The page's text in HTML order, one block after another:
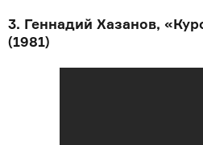
3. Геннадий Хазанов,
(1981)